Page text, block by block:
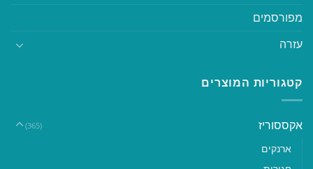
מפורסמים
עזרה
קטגוריות המוצרים
אקססוריז (365)
ארנקים